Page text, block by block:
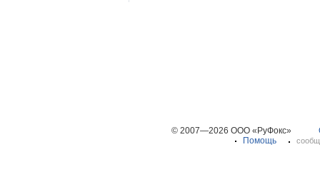
© 2007—2026 ООО «РуФокс»
Помощь